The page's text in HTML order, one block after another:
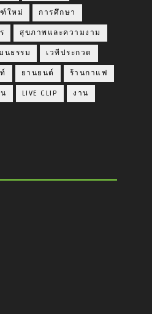
ใหม่ การศึกษา
สุขภาพและความงาม
นธรรม เวทีประกวด
ยานยนต์ ร้านกาแฟ
LIVE CLIP งาน